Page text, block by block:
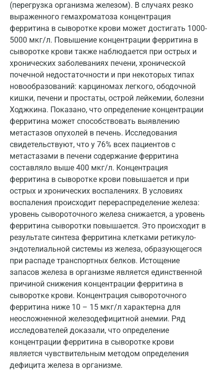
(перегрузка организма железом). В случаях резко
выраженного гемахроматоза концентрация
ферритина в сыворотке крови может достигать 1000-
5000 мкг/л. Повышение концентрации ферритина в
сыворотке крови также наблюдается при острых и
хронических заболеваниях печени, хронической
почечной недостаточности и при некоторых типах
новообразований: карциномах легкого, ободочной
кишки, печени и простаты, острой лейкемии, болезни
Ходжкина. Показано, что определение концентрации
ферритина может способствовать выявлению
метастазов опухолей в печень. Исследования
свидетельствуют, что у 76% всех пациентов с
метастазами в печени содержание ферритина
составляло выше 400 мкг/л. Концентрация
ферритина в сыворотке крови повышается и при
острых и хронических воспалениях. В условиях
воспаления происходит перераспределение железа:
уровень сывороточного железа снижается, а уровень
ферритина сыворотки повышается. Это происходит в
результате синтеза ферритина клетками ретикуло-
эндотелиальной системы из железа, образующегося
при распаде транспортных белков. Истощение
запасов железа в организме является единственной
причиной снижения концентрации ферритина в
сыворотке крови. Концентрация сывороточного
ферритина ниже 10 – 15 мкг/л характерна для
неосложненной железодефицитной анемии. Ряд
исследователей доказали, что определение
концентрации ферритина в сыворотке крови
является чувствительным методом определения
дефицита железа в организме.
Орехово-Зуево
Павловский посад
Пенза
Пермь
Петрозаводск
Подольск
Псков
Пушкин
Пушкино
Пятигорск
Раменское
Ростов-на-Дону
Рыбинск
Рязань
Самара
Саратов
Сергиев Посад
Серпухов
Смоленск